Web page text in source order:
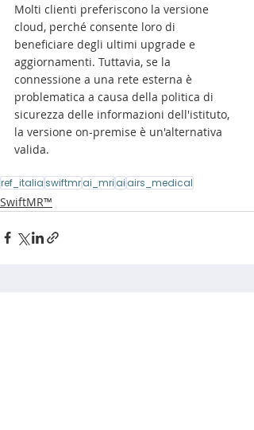
Molti clienti preferiscono la versione
cloud, perché consente loro di
beneficiare degli ultimi upgrade e
aggiornamenti. Tuttavia, se la
connessione a una rete esterna è
problematica a causa della politica di
sicurezza delle informazioni dell'istituto,
la versione on-premise è un'alternativa
valida.
ref_italiaswiftmrai_mri ai airs_medical
SwiftMR™